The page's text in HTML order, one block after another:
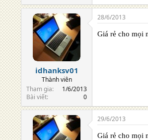
idhanksv01
Thành viên
Tham gia
1/6/2013
Bài viết
0
28/6/2013
Giá rẻ cho mọi
29/6/2013
Giá rẻ cho mọi